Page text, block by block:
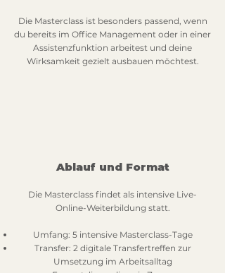
Die Masterclass ist besonders passend, wenn
du bereits im Office Management oder in einer
Assistenzfunktion arbeitest und deine
Wirksamkeit gezielt ausbauen möchtest.
Ablauf und Format
Die Masterclass findet als intensive Live-
Online-Weiterbildung statt.
Umfang: 5 intensive Masterclass-Tage
Transfer: 2 digitale Transfertreffen zur
Umsetzung im Arbeitsalltag